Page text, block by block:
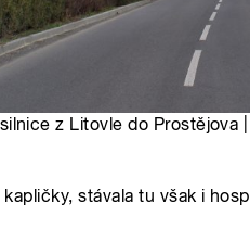
z Litovle do Prostějova
stávala tu však i